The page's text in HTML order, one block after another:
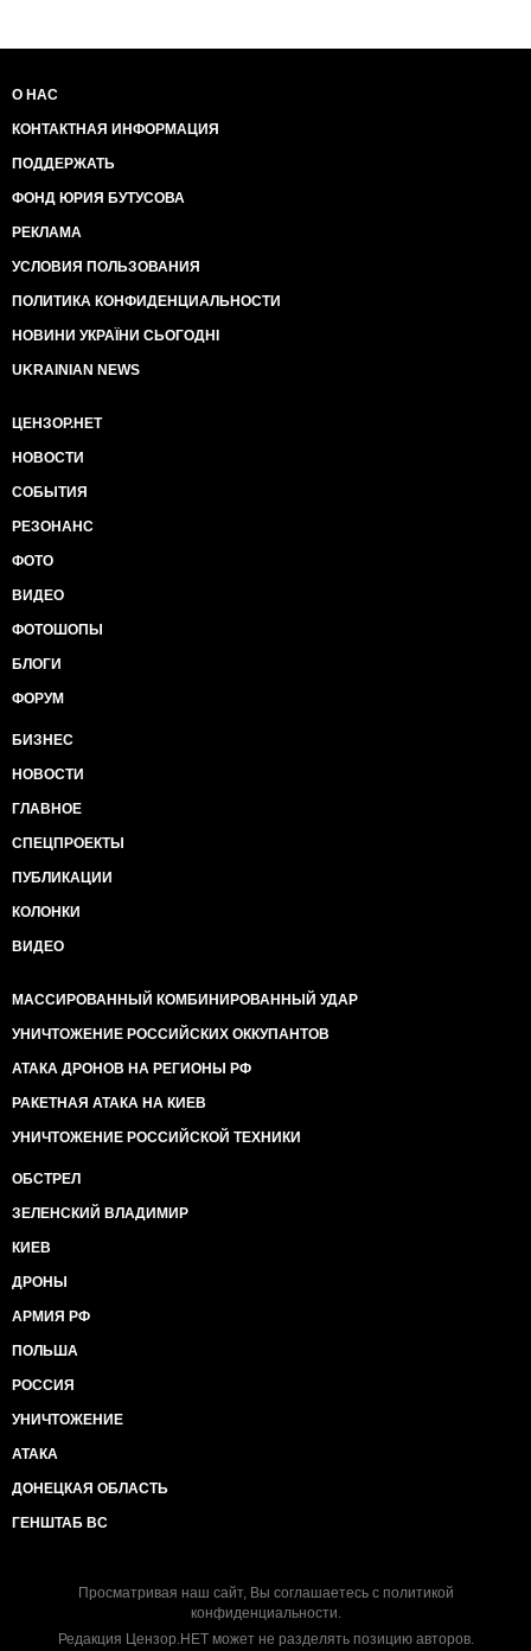
О НАС
КОНТАКТНАЯ ИНФОРМАЦИЯ
ПОДДЕРЖАТЬ
ФОНД ЮРИЯ БУТУСОВА
РЕКЛАМА
УСЛОВИЯ ПОЛЬЗОВАНИЯ
ПОЛИТИКА КОНФИДЕНЦИАЛЬНОСТИ
НОВИНИ УКРАЇНИ СЬОГОДНІ
UKRAINIAN NEWS
ЦЕНЗОР.НЕТ
НОВОСТИ
СОБЫТИЯ
РЕЗОНАНС
ФОТО
ВИДЕО
ФОТОШОПЫ
БЛОГИ
ФОРУМ
БИЗНЕС
НОВОСТИ
ГЛАВНОЕ
СПЕЦПРОЕКТЫ
ПУБЛИКАЦИИ
КОЛОНКИ
ВИДЕО
МАССИРОВАННЫЙ КОМБИНИРОВАННЫЙ УДАР
УНИЧТОЖЕНИЕ РОССИЙСКИХ ОККУПАНТОВ
АТАКА ДРОНОВ НА РЕГИОНЫ РФ
РАКЕТНАЯ АТАКА НА КИЕВ
УНИЧТОЖЕНИЕ РОССИЙСКОЙ ТЕХНИКИ
ОБСТРЕЛ
ЗЕЛЕНСКИЙ ВЛАДИМИР
КИЕВ
ДРОНЫ
АРМИЯ РФ
ПОЛЬША
РОССИЯ
УНИЧТОЖЕНИЕ
АТАКА
ДОНЕЦКАЯ ОБЛАСТЬ
ГЕНШТАБ ВС
Просматривая наш сайт, Вы соглашаетесь с политикой
конфиденциальности.
Редакция Цензор.НЕТ может не разделять позицию авторов.